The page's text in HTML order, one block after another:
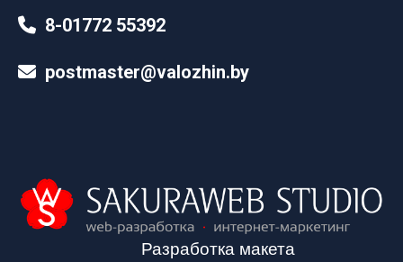
8-01772 55392
postmaster@valozhin.by
Разработка макета